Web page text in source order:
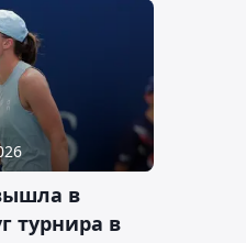
в
турнира в